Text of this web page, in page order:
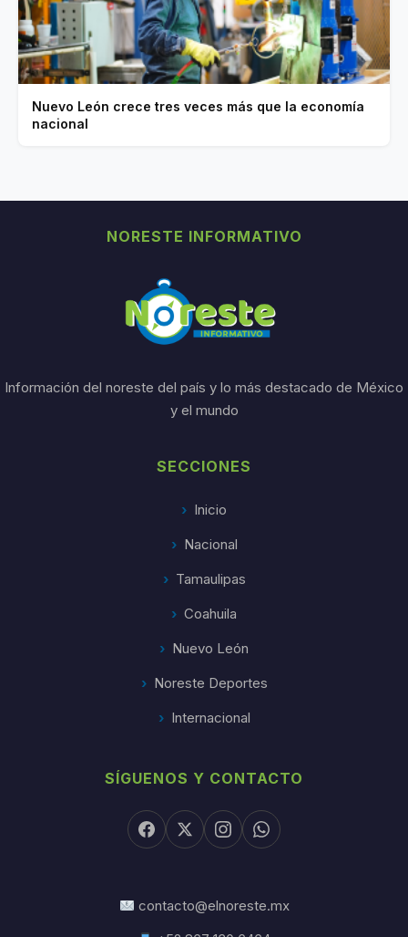
Nuevo León crece tres veces más que la economía
nacional
NORESTE INFORMATIVO
Información del noreste del país y lo más destacado de México
y el mundo
SECCIONES
Inicio
Nacional
Tamaulipas
Coahuila
Nuevo León
Noreste Deportes
Internacional
SÍGUENOS Y CONTACTO
contacto@elnoreste.mx